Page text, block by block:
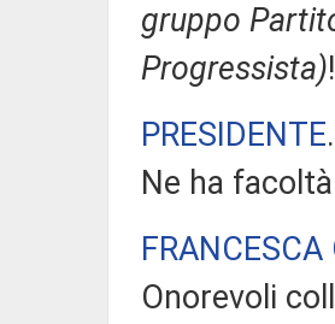
gruppo
Progressista)!
PRESIDENTE
Ne ha
FRANCESCA
Onorevoli